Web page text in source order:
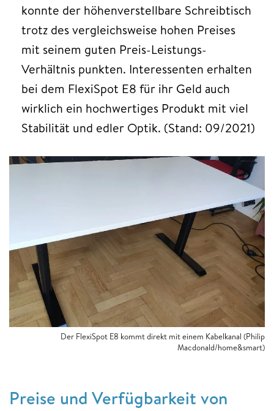
konnte der höhenverstellbare Schreibtisch
trotz des vergleichsweise hohen Preises
mit seinem guten Preis-Leistungs-
Verhältnis punkten. Interessenten erhalten
bei dem FlexiSpot E8 für ihr Geld auch
wirklich ein hochwertiges Produkt mit viel
Stabilität und edler Optik. (Stand: 09/2021)
Der FlexiSpot E8 kommt direkt mit einem Kabelkanal (Philip
Macdonald/home&smart)
Preise und Verfügbarkeit von